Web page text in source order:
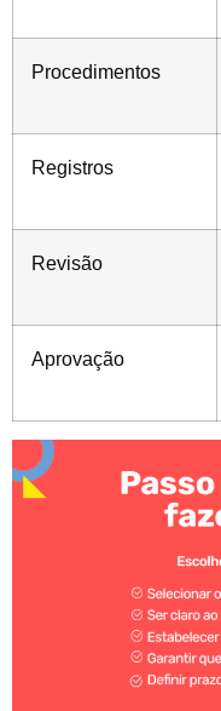
Procedimentos
Registros
Revisão
Aprovação